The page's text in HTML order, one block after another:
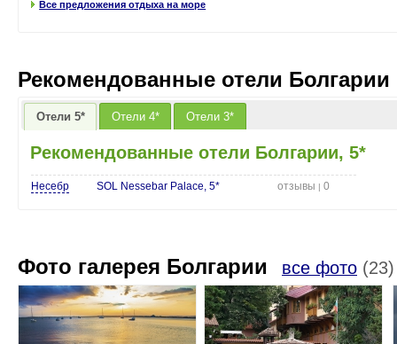
Все предложения отдыха на море
Рекомендованные отели Болгарии
Отели 5* Отели 4* Отели 3*
Рекомендованные отели Болгарии, 5*
Несебр SOL Nessebar Palace, 5* отзывы | 0
Фото галерея Болгарии все фото (23)